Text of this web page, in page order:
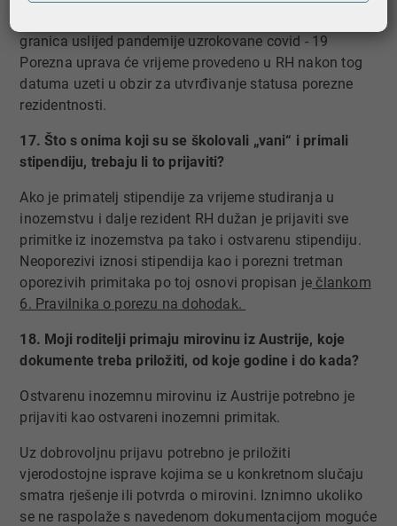
granica uslijed pandemije uzrokovane covid - 19
Porezna uprava će vrijeme provedeno u RH nakon tog
datuma uzeti u obzir za utvrđivanje statusa porezne
rezidentnosti.
17. Što s onima koji su se školovali „vani“ i primali
stipendiju, trebaju li to prijaviti?
Ako je primatelj stipendije za vrijeme studiranja u
inozemstvu i dalje rezident RH dužan je prijaviti sve
primitke iz inozemstva pa tako i ostvarenu stipendiju.
Neoporezivi iznosi stipendija kao i porezni tretman
oporezivih primitaka po toj osnovi propisan je člankom
6. Pravilnika o porezu na dohodak​.
18. Moji roditelji primaju mirovinu iz Austrije, koje
dokumente treba priložiti, od koje godine i do kada?
Ostvarenu inozemnu mirovinu iz Austrije potrebno je
prijaviti kao ostvareni inozemni primitak.
Uz dobrovoljnu prijavu potrebno je priložiti
vjerodostojne isprave kojima se u konkretnom slučaju
smatra rješenje ili potvrda o mirovini. Iznimno ukoliko
se ne raspolaže s navedenom dokumentacijom moguće